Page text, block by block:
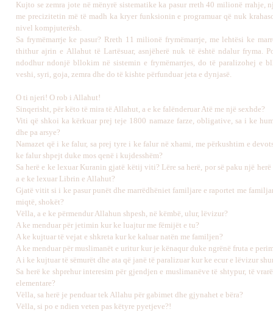
Kujto se zemra jote në mënyrë sistematike ka pasur rreth 40 milionë rrahje,
me precizitetin më të madh ka kryer funksionin e programuar që nuk
nivel kompjuterësh.
Sa frymëmarrje ke pasur? Rreth 11 milionë frymëmarrje, me lehtësi ke
thithur ajrin e Allahut të Lartësuar, asnjëherë nuk të është ndalur fryma.
ndodhur ndonjë bllokim në sistemin e frymëmarrjes, do të paralizohej e
veshi, syri, goja, zemra dhe do të kishte përfunduar jeta e dynjasë.
O ti njeri! O rob i Allahut!
Sinqerisht, për këto të mira të Allahut, a e ke falënderuar Atë me një sexhde?
Viti që shkoi ka kërkuar prej teje 1800 namaze farze, obligative, sa i ke
dhe pa arsye?
Namazet që i ke falur, sa prej tyre i ke falur në xhami, me përkushtim e
ke falur shpejt duke mos qenë i kujdesshëm?
Sa herë e ke lexuar Kuranin gjatë këtij viti? Lëre sa herë, por së paku një
a e ke lexuar Librin e Allahut?
Gjatë vitit si i ke pasur punët dhe marrëdhëniet familjare e raportet me
miqtë, shokët?
Vëlla, a e ke përmendur Allahun shpesh, në këmbë, ulur, lëvizur?
A ke menduar për jetimin kur ke luajtur me fëmijët e tu?
A ke kujtuar të vejat e shkreta kur ke kaluar natën me familjen?
A ke menduar për muslimanët e uritur kur je kënaqur duke ngrënë fruta e
A i ke kujtuar të sëmurët dhe ata që janë të paralizuar kur ke ecur e lëvizur
Sa herë ke shprehur interesim për gjendjen e muslimanëve të shtypur, të
elementare?
Vëlla, sa herë je penduar tek Allahu për gabimet dhe gjynahet e bëra?
Vëlla, si po e ndien veten pas këtyre pyetjeve?!